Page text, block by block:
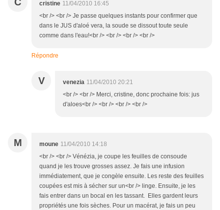
cristine 11/04/2010 16:45
<br /> <br /> Je passe quelques instants pour confirmer que
dans le JUS d'aloé vera, la soude se dissout toute seule
comme dans l'eau!<br /> <br /> <br /> <br />
Répondre
V venezia 11/04/2010 20:21
<br /> <br /> Merci, cristine, donc prochaine fois: jus
d'aloes<br /> <br /> <br /> <br />
M moune 11/04/2010 14:18
<br /> <br /> Vénézia, je coupe les feuilles de consoude
quand je les trouve grosses assez. Je fais une infusion
immédiatement, que je congèle ensuite. Les reste des feuilles
coupées est mis à sécher sur un<br /> linge. Ensuite, je les
fais entrer dans un bocal en les tassant. Elles gardent leurs
propriétés une fois sèches. Pour un macérat, je fais un peu